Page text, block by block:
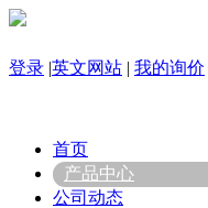
登录 |英文网站 | 我的询价
首页
产品中心
公司动态